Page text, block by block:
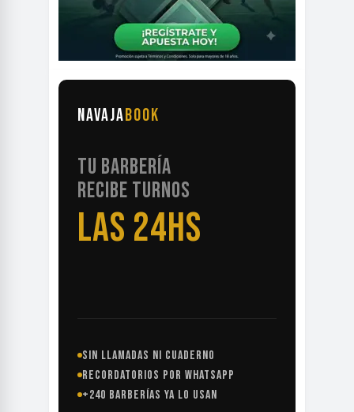
NAVAJABOOK
TU BARBERÍA
RECIBE TURNOS
LAS 24HS
SIN LLAMADAS NI CUADERNO
RECORDATORIOS POR WHATSAPP
+240 BARBERÍAS YA LO USAN